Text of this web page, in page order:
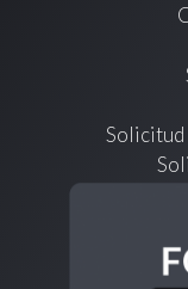
Solicitud